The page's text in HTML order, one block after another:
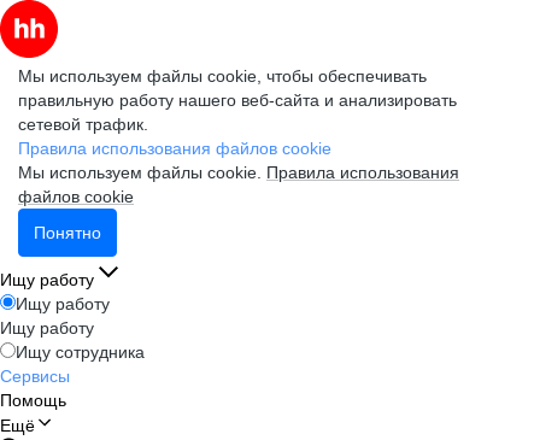
Мы используем файлы cookie, чтобы обеспечивать
правильную работу нашего веб-сайта и анализировать
сетевой трафик.
Правила использования файлов cookie
Мы используем файлы cookie. Правила использования
файлов cookie
Понятно
Ищу работу
Ищу работу
Ищу работу
Ищу сотрудника
Сервисы
Помощь
Ещё